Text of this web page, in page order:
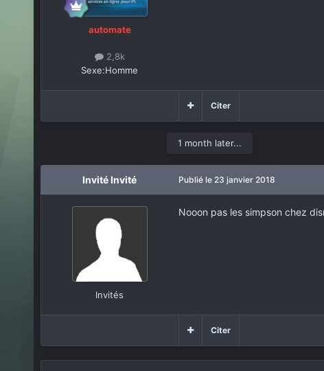
automate
2,8k
Sexe:Homme
Citer
1 month later...
Invité Invité
Invités
Publié le 23 janvier 2018
Nooon pas les simpson chez
Citer